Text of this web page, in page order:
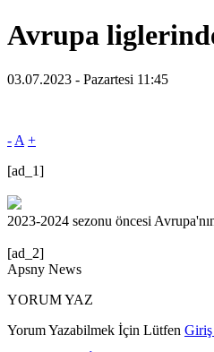
Avrupa
03.07.2023 - Pazartesi 11:45
- A +
[ad_1]
2023-2024 sezonu öncesi
[ad_2]
Apsny News
YORUM YAZ
Yorum Yazabilmek İçin Lütfen Giriş